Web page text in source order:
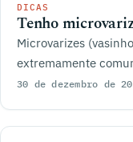
DICAS
Tenho
Microvarizes
extremamente
30 de dezembro de